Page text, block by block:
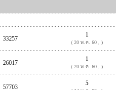
33257
1
( 20 พ.ค. 60 , )
26017
1
( 20 พ.ค. 60 , )
57703
5